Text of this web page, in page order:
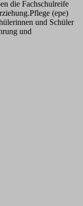
die Fachschulreife
(epe)
und Schüler
und